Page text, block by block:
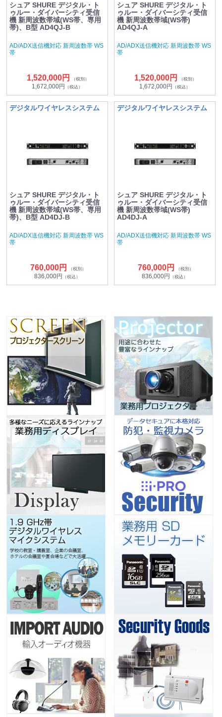
シュア SHURE デジタル・ト
ゥルー・ダイバーシティ受信
機 新周波数帯域(WS帯、専用
帯)、B型 AD4QJ-B
AD/ADX送信機対応 新周波数帯 WS
帯
1,520,000円 （税別）
1,672,000円 （税込）
シュア SHURE デジタル・ト
ゥルー・ダイバーシティ受信
機 新周波数帯域(WS帯)
AD4QJ-A
AD/ADX送信機対応 新周波数帯 WS
帯
1,520,000円 （税別）
1,672,000円 （税込）
デジタルワイヤレスシステム
シュア SHURE デジタル・ト
ゥルー・ダイバーシティ受信
機 新周波数帯域(WS帯、専用
帯)、B型 AD4DJ-B
AD/ADX送信機対応 新周波数帯 WS
帯
760,000円 （税別）
836,000円 （税込）
デジタルワイヤレスシステム
シュア SHURE デジタル・ト
ゥルー・ダイバーシティ受信
機 新周波数帯域(WS帯)
AD4DJ-A
AD/ADX送信機対応 新周波数帯 WS
帯
760,000円 （税別）
836,000円 （税込）